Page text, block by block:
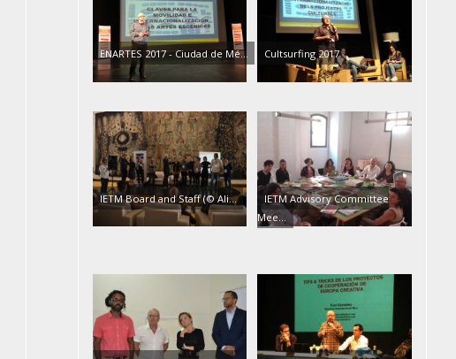
ENARTES 2017 - Ciudad de Mé... Cultsurfing 2017
IETM Board and Staff (© Ali...
IETM Advisory Committee
Mee...